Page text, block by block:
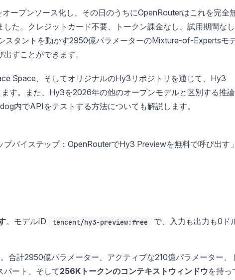
ープンソース化し、その日のうちにOpenRouterはこれを完全
た。クレジットカード不要、トークン課金なし、試用期間な
スタントを動かす2950億パラメーターのMixture-of-Expertsモ
すことができます。
Space、そしてオリジナルのHy3リポジトリを通じて、Hy3
す。また、Hy3を2026年の他のオープンモデルと区別する推
内でAPIをテストする方法についても解説します。
バイステップ：OpenRouterでHy3 Previewを無料で呼び出す
。モデルID tencent/hy3-preview:free
で、入力も出力も0ド
合計2950億パラメーター、アクティブな210億パラメーター、
パート、そして256Kトークンのコンテキストウィンドウを持っ